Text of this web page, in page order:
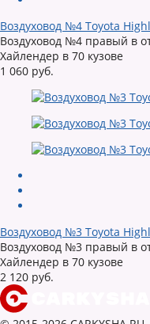
Воздуховод №4 Toyota
Воздуховод №4 правый в
Хайлендер в 70 кузове
1 060 руб.
Воздуховод №3 Toyota
Воздуховод №3 правый в
Хайлендер в 70 кузове
2 120 руб.